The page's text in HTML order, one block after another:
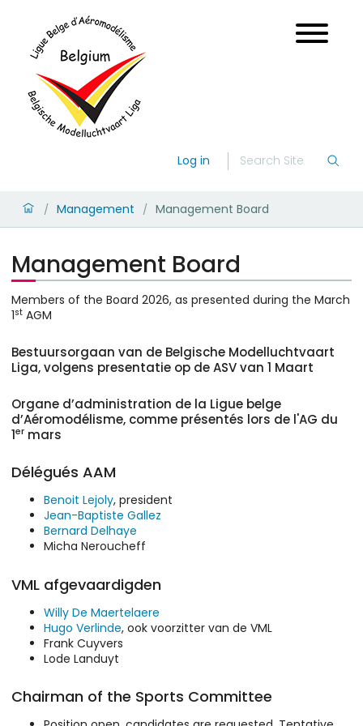
Log in
/ Management / Management Board
Management Board
Members of the Board 2026, as presented during the March
1st AGM
Bestuursorgaan van de Belgische Modelluchtvaart
Liga, volgens presentatie op de ASV van 1 Maart
Organe d’administration de la Ligue belge
d’Aéromodélisme, comme présentés lors de l'AG du
1er mars
Délégués AAM
Benoit Lejoly, president
Jean-Baptiste Gallez
Bernard Delhaye
Micha Neroucheff
VML afgevaardigden
Willy De Maertelaere
Hugo Verlinde, ook voorzitter van de VML
Frank Cuyvers
Lode Landuyt
Chairman of the Sports Committee